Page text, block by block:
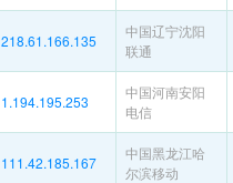
218.61.166.135
中国辽宁沈阳
联通
1.194.195.253
中国河南安阳
电信
111.42.185.167
中国黑龙江哈
尔滨移动